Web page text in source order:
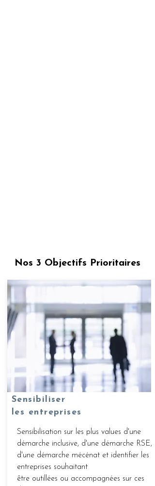
Nos 3 Objectifs Prioritaires
Sensibiliser
les entreprises
Sensibilisation sur les plus values d'une
démarche inclusive, d'une démarche RSE,
d'une démarche mécénat et identifier les
entreprises souhaitant
être outillées ou accompagnées sur ces